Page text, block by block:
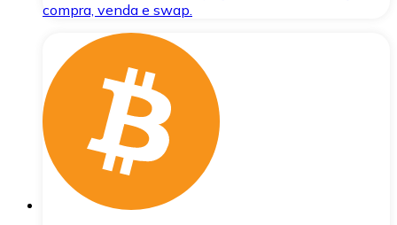
compra, venda e swap.